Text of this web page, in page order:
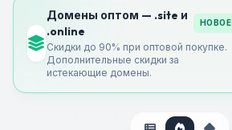
Домены оптом — .site и
.online
НОВОЕ
Скидки до 90% при оптовой покупке.
Дополнительные скидки за
истекающие домены.